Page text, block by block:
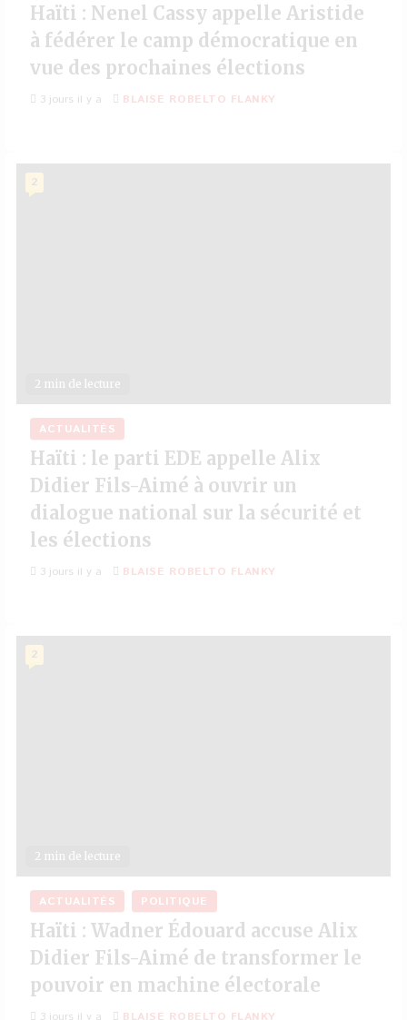
Haïti : Nenel Cassy appelle Aristide
à fédérer le camp démocratique en
vue des prochaines élections
3 jours il y a BLAISE ROBELTO FLANKY
2 min de lecture
2
ACTUALITÉS
Haïti : le parti EDE appelle Alix
Didier Fils-Aimé à ouvrir un
dialogue national sur la sécurité et
les élections
3 jours il y a BLAISE ROBELTO FLANKY
2 min de lecture
2
ACTUALITÉS POLITIQUE
Haïti : Wadner Édouard accuse Alix
Didier Fils-Aimé de transformer le
pouvoir en machine électorale
3 jours il y a BLAISE ROBELTO FLANKY